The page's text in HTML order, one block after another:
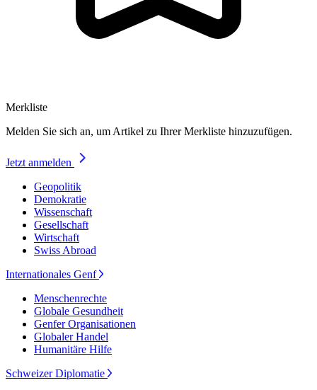
Merkliste
Melden Sie sich an, um Artikel zu Ihrer Merkliste hinzuzufügen.
Jetzt anmelden
Geopolitik
Demokratie
Wissenschaft
Gesellschaft
Wirtschaft
Swiss Abroad
Internationales Genf
Menschenrechte
Globale Gesundheit
Genfer Organisationen
Globaler Handel
Humanitäre Hilfe
Schweizer Diplomatie